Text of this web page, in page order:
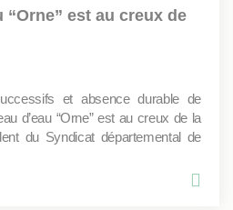
“Orne” est au creux de
et absence durable de
d’eau “Orne” est au creux de la
du Syndicat départemental de